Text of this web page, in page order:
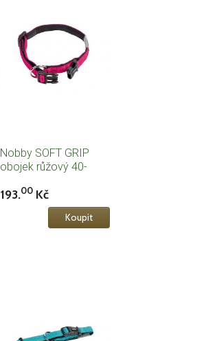
Nobby SOFT GRIP
obojek růžový 40-
193.00Kč